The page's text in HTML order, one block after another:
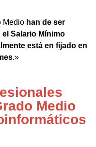
Medio han de ser
Salario Mínimo
está en fijado en
.»
Medio